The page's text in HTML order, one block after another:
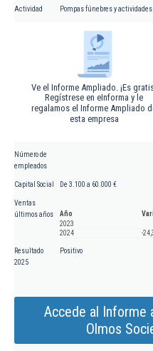
Actividad Pompas fúnebres y
Ve el Informe Ampliado. ¡Es
Regístrese en eInforma y le
regalamos el Informe Ampliado
esta empresa
Número de
empleados
Capital Social De 3.100 a 60.000 €
Ventas
últimos años
Año
2023
2024
-
Resultado
2025
Positivo
Accede al Informe
Olmos